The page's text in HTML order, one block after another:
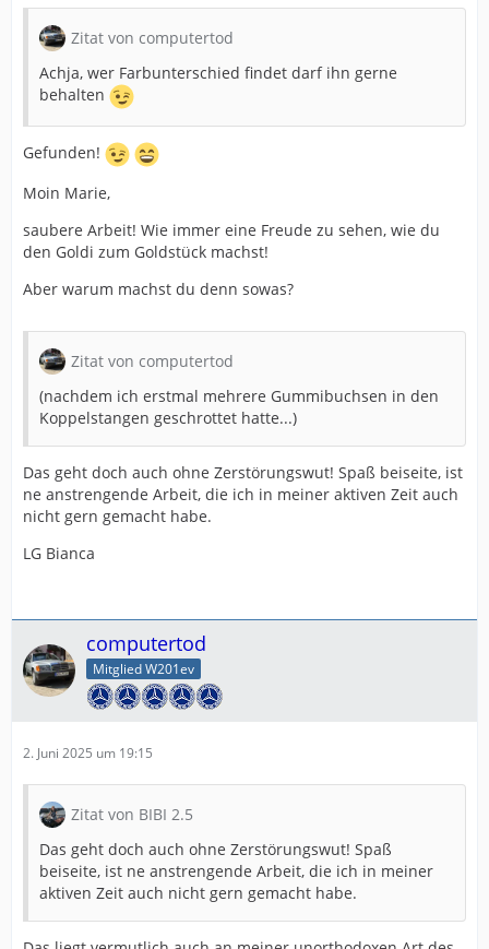
Zitat von computertod
Achja, wer Farbunterschied findet darf ihn gerne
behalten
Gefunden!
Moin Marie,
saubere Arbeit! Wie immer eine Freude zu sehen, wie du
den Goldi zum Goldstück machst!
Aber warum machst du denn sowas?
Zitat von computertod
(nachdem ich erstmal mehrere Gummibuchsen in den
Koppelstangen geschrottet hatte...)
Das geht doch auch ohne Zerstörungswut! Spaß beiseite, ist
ne anstrengende Arbeit, die ich in meiner aktiven Zeit auch
nicht gern gemacht habe.
LG Bianca
computertod
Mitglied W201ev
2. Juni 2025 um 19:15
Zitat von BIBI 2.5
Das geht doch auch ohne Zerstörungswut! Spaß
beiseite, ist ne anstrengende Arbeit, die ich in meiner
aktiven Zeit auch nicht gern gemacht habe.